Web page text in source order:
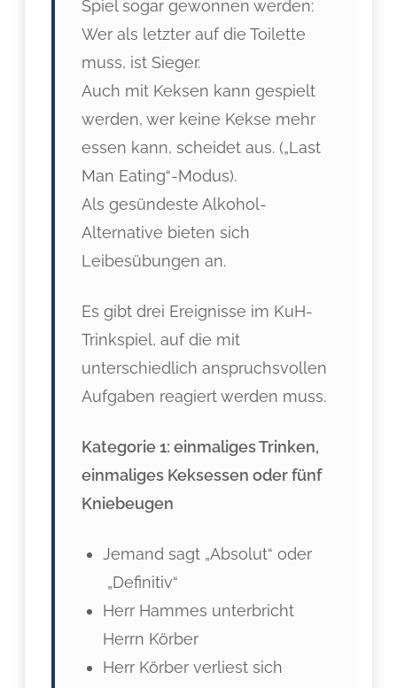
Spiel sogar gewonnen werden:
Wer als letzter auf die Toilette
muss, ist Sieger.
Auch mit Keksen kann gespielt
werden, wer keine Kekse mehr
essen kann, scheidet aus. („Last
Man Eating“-Modus).
Als gesündeste Alkohol-
Alternative bieten sich
Leibesübungen an.
Es gibt drei Ereignisse im KuH-
Trinkspiel, auf die mit
unterschiedlich anspruchsvollen
Aufgaben reagiert werden muss.
Kategorie 1: einmaliges Trinken,
einmaliges Keksessen oder fünf
Kniebeugen
Jemand sagt „Absolut“ oder
„Definitiv“
Herr Hammes unterbricht
Herrn Körber
Herr Körber verliest sich